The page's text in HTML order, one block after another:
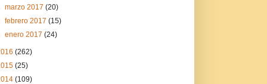
marzo 2017(20)
febrero 2017(15)
enero 2017(24)
(262)
(25)
(109)